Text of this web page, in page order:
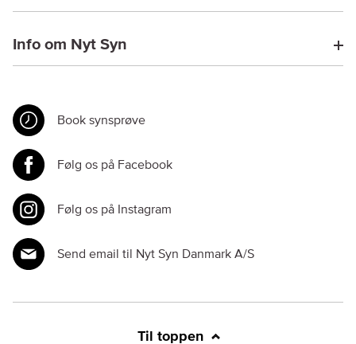
Info om Nyt Syn
Book synsprøve
Følg os på Facebook
Følg os på Instagram
Send email til Nyt Syn Danmark A/S
Til toppen